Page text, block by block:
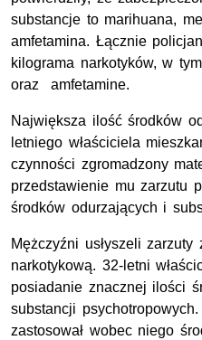
substancje to marihuana,
amfetamina. Łącznie
kilograma narkotyków, w
oraz amfetamine.
Największa ilość środków
letniego właściciela
czynności zgromadzony
przedstawienie mu zarzutu
środków odurzających i
Mężczyźni usłyszeli
narkotykową. 32-letni
posiadanie znacznej ilości
substancji
zastosował wobec niego